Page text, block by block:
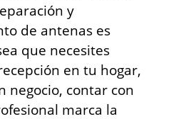
y
de antenas es
que necesites
en tu hogar,
negocio, contar con
marca la